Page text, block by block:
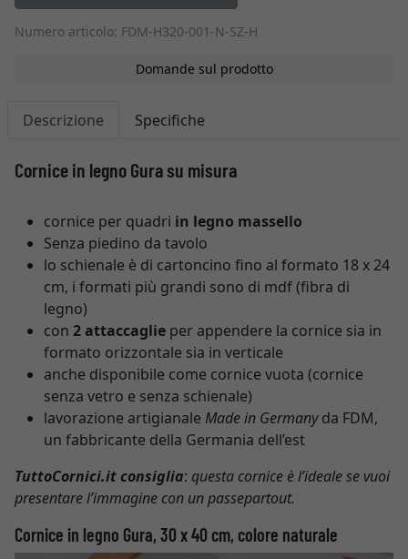
Numero articolo: FDM-H320-001-N-SZ-H
Domande sul prodotto
Descrizione Specifiche
Cornice in legno Gura su misura
cornice per quadri in legno massello
Senza piedino da tavolo
lo schienale è di cartoncino fino al formato 18 x 24
cm, i formati più grandi sono di mdf (fibra di
legno)
con 2 attaccaglie per appendere la cornice sia in
formato orizzontale sia in verticale
anche disponibile come cornice vuota (cornice
senza vetro e senza schienale)
lavorazione artigianale Made in Germanyda FDM,
un fabbricante della Germania dell’est
TuttoCornici.it consiglia: questa cornice è l’ideale se vuoi
presentare l’immagine con un passepartout.
Cornice in legno Gura, 30 x 40 cm, colore naturale